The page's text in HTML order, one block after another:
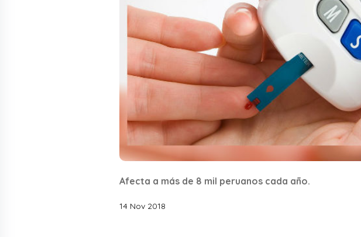
Afecta a más de 8 mil peruanos cada año.
14 Nov 2018